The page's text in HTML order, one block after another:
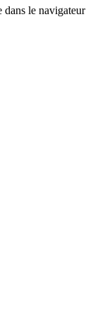
dans le navigateur